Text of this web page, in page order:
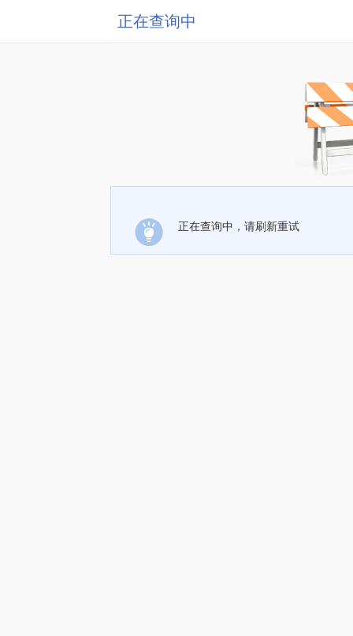
正在查询中
正在查询中，请刷新重试